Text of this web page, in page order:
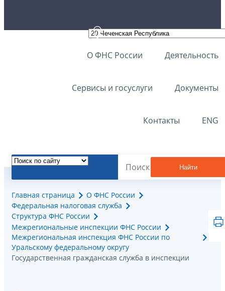
О ФНС России Деятельность
Сервисы и госуслуги Документы
Контакты ENG
Найти
Главная страница
О ФНС России
Федеральная налоговая служба
Структура ФНС России
Межрегиональные инспекции ФНС России
Межрегиональная инспекция ФНС России по
Уральскому федеральному округу
Государственная гражданская служба в инспекции